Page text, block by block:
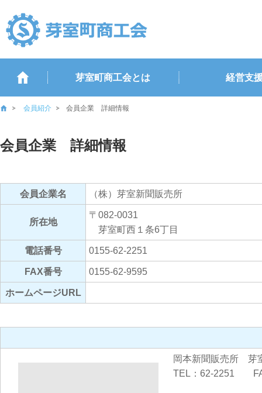
芽室町商工会とは 経営支
会員紹介 会員企業 詳細情報
会員企業 詳細情報
会員企業名 （株）芽室新聞販売所
所在地
〒082-0031
芽室町西１条6丁目
電話番号 0155-62-2251
FAX番号 0155-62-9595
ホームページURL
岡本新聞販売所 芽
TEL：62-2251